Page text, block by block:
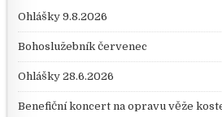
Ohlášky 9.8.2026
Bohoslužebník červenec
Ohlášky 28.6.2026
Benefiční koncert na opravu věže